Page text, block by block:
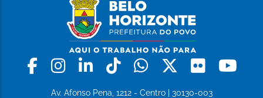
Facebook
Instagram
LinkedinTiktokWhatsapp
X Flickr
Av. Afonso Pena, 1212 - Centro | 30130-003